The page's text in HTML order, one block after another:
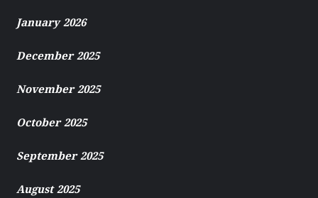
January 2026
December 2025
November 2025
October 2025
September 2025
August 2025